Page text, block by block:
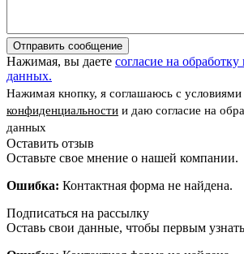
Отправить сообщение
Нажимая, вы даете согласие на
данных.
Нажимая кнопку, я соглашаюсь с условиями
конфиденциальности и даю согласие на
данных
Оставить отзыв
Оставьте свое мнение о нашей компании.
Ошибка: Контактная форма не найдена.
Подписаться на рассылку
Оставь свои данные, чтобы первым